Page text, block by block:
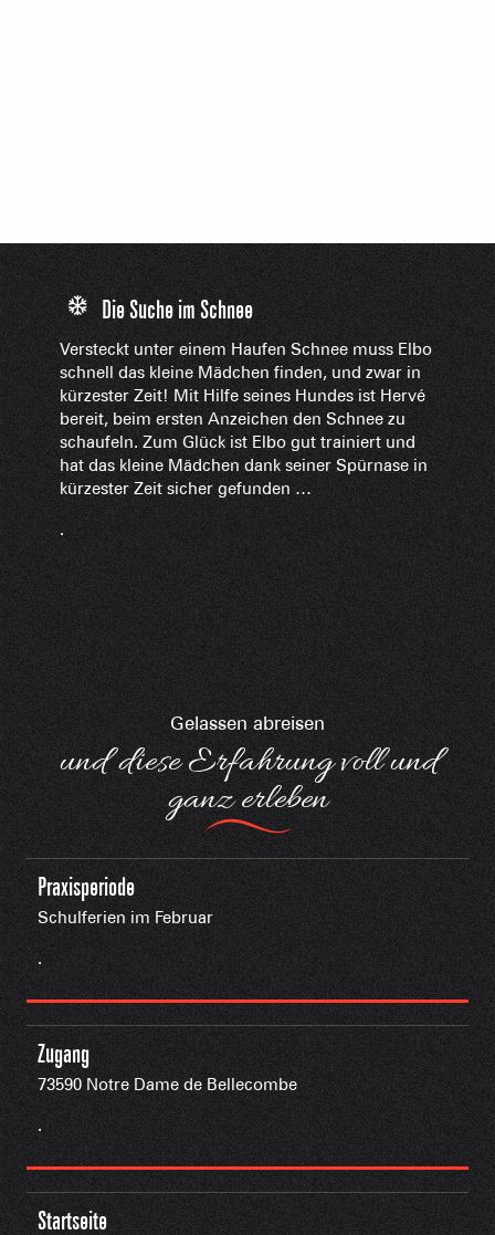
Die Suche im Schnee
Versteckt unter einem Haufen Schnee muss Elbo
schnell das kleine Mädchen finden, und zwar in
kürzester Zeit! Mit Hilfe seines Hundes ist Hervé
bereit, beim ersten Anzeichen den Schnee zu
schaufeln. Zum Glück ist Elbo gut trainiert und
hat das kleine Mädchen dank seiner Spürnase in
kürzester Zeit sicher gefunden …
.
Gelassen abreisen
und diese Erfahrung voll und
ganz erleben
Praxisperiode
Schulferien im Februar
.
Zugang
73590 Notre Dame de Bellecombe
.
Startseite